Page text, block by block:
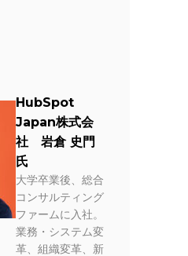
HubSpot
Japan株式会
社 岩倉 史門
氏
大学卒業後、総合
コンサルティング
ファームに入社。
業務・システム変
革、組織変革、新